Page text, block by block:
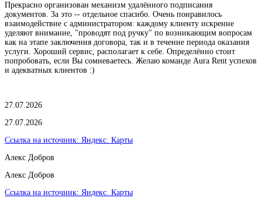
Прекрасно организован механизм удалённого подписания
документов. За это -- отдельное спасибо. Очень понравилось
взаимодействие с администратором: каждому клиенту искренне
уделяют внимание, "проводят под ручку" по возникающим вопросам
как на этапе заключения договора, так и в течение периода оказания
услуги. Хороший сервис, располагает к себе. Определённо стоит
попробовать, если Вы сомневаетесь. Желаю команде Aura Rent успехов
и адекватных клиентов :)
27.07.2026
27.07.2026
Ссылка на источник: Яндекс. Карты
Алекс Добров
Алекс Добров
Ссылка на источник: Яндекс. Карты